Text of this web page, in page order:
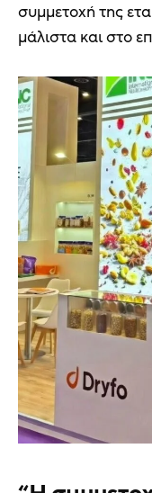
συμμετοχή της
μάλιστα και στο